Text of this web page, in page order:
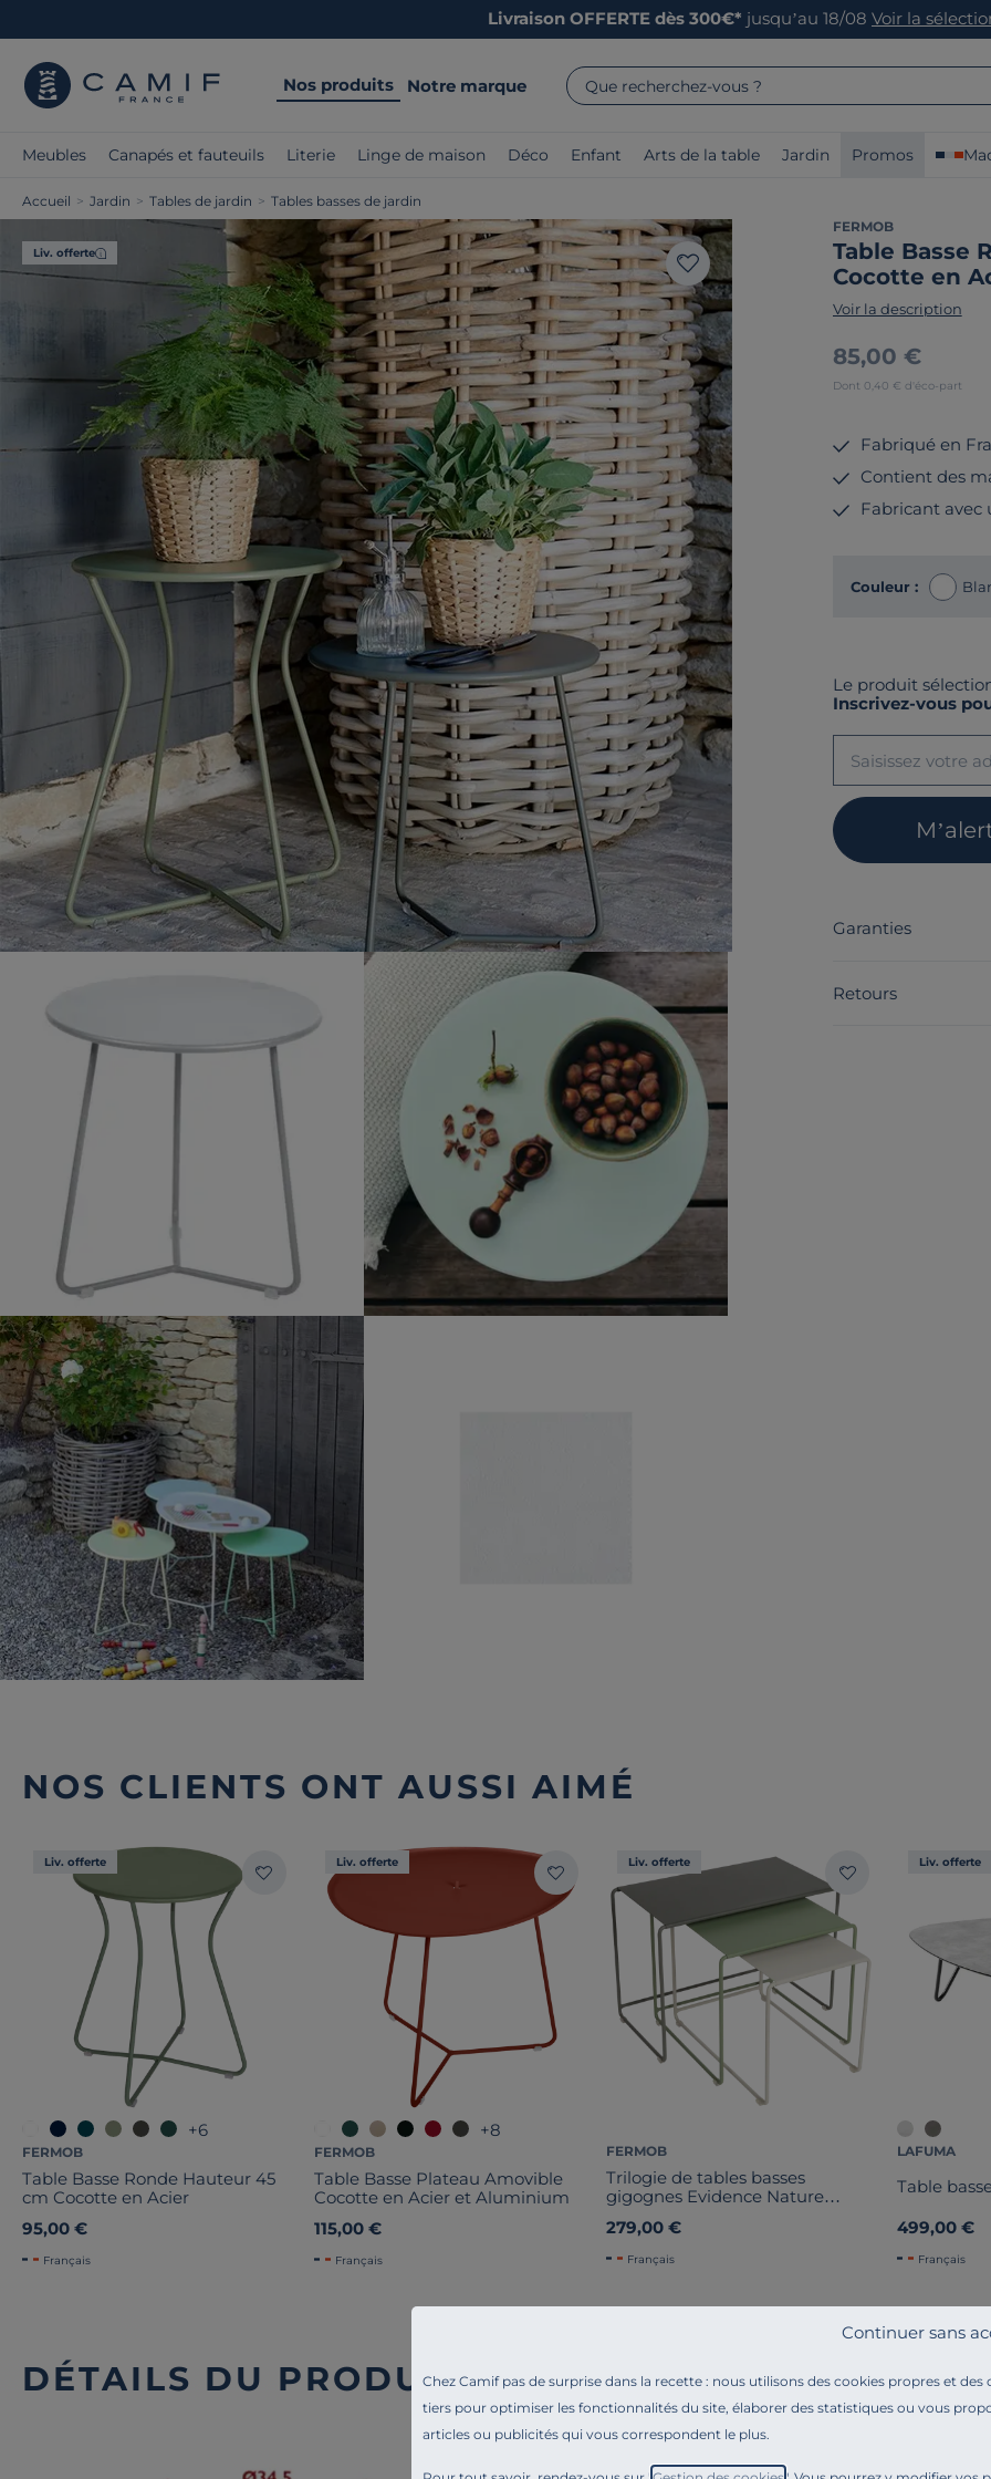
Chez Camif pas de surprise dans la recette : nous utilisons des cookies propres et des
tiers pour optimiser les fonctionnalités du site, élaborer des statistiques ou vous
articles ou publicités qui vous correspondent le plus.
Continuer sans
Livraison OFFERTE dès 300€* jusqu’au 18/08 Voir la
Nos produits Notre marque Que recherchez-vous ?
Meubles Canapés et fauteuils Literie Linge de maison Déco Enfant Arts de la table Jardin Promos
Accueil > Jardin > Tables de jardin > Tables basses de jardin
Liv. offerte
FERMOB
Table Basse
Cocotte en
Voir la description
85,00 €
Dont 0,40 € d'éco-part
Fabriqué en
Contient des
Fabricant avec
Couleur :
Le produit
Inscrivez-vous
Garanties
Retours
NOS CLIENTS ONT AUSSI AIMÉ
Liv. offerte
+6
FERMOB
Table Basse Ronde Hauteur 45
cm Cocotte en Acier
95,00 €
Français
Liv. offerte
+8
FERMOB
Table Basse Plateau Amovible
Cocotte en Acier et Aluminium
115,00 €
Français
Liv. offerte
FERMOB
Trilogie de tables basses
gigognes Evidence Nature
279,00 €
Français
Liv. offerte
LAFUMA
Table
499,00 €
Français
DÉTAILS DU PRODUIT
Référence : 100276525759
Venez parfaire votre terrasse avec la Table Basse /